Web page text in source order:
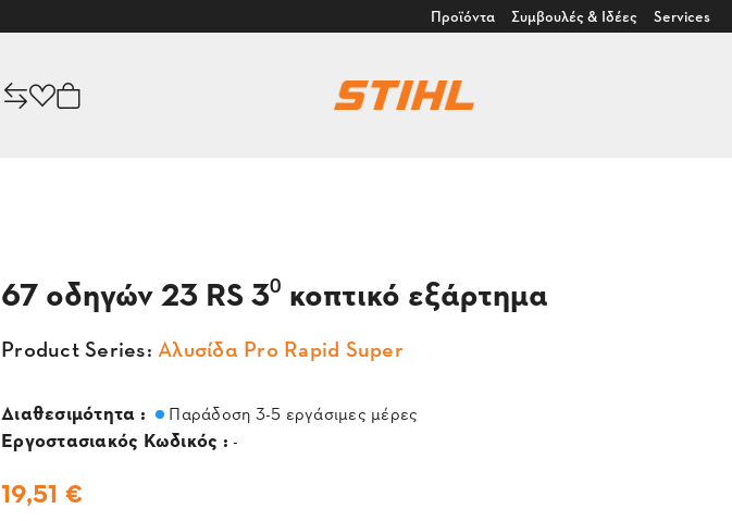
Προϊόντα Συμβουλές & Ιδέες Services
67 οδηγών 23 RS 3⁰ κοπτικό εξάρτημα
Product Series: Αλυσίδα Pro Rapid Super
Διαθεσιμότητα : Παράδοση 3-5 εργάσιμες μέρες
Εργοστασιακός Κωδικός : -
19,51 €